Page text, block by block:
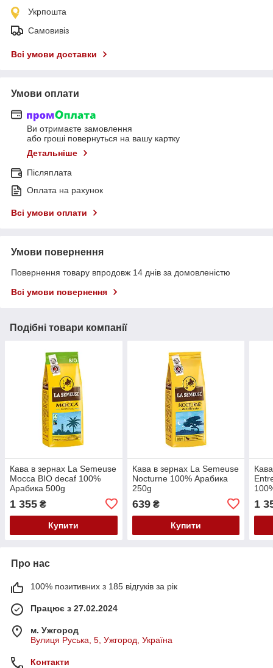
Укрпошта
Самовивіз
Всі умови доставки
Умови оплати
Ви отримаєте замовлення
або гроші повернуться на вашу картку
Детальніше
Післяплата
Оплата на рахунок
Всі умови оплати
Умови повернення
Повернення товару впродовж 14 днів за домовленістю
Всі умови повернення
Подібні товари компанії
Кава в зернах La Semeuse
Mocca BIO decaf 100%
Арабика 500g
1 355 ₴
Купити
Кава в зернах La Semeuse
Nocturne 100% Арабика
250g
639₴
Купити
1
Про нас
100% позитивних з 185 відгуків за рік
Працює з 27.02.2024
м. Ужгород
Вулиця Руська, 5, Ужгород, Україна
Контакти